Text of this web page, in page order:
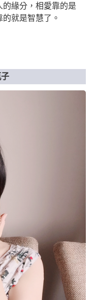
的緣分，相愛靠的是
就是智慧了。